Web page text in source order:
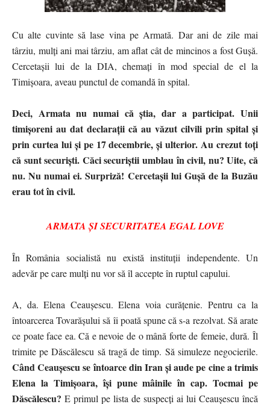
Cu alte cuvinte să lase vina pe Armată. Dar ani de zile mai
târziu, mulți ani mai târziu, am aflat cât de mincinos a fost Gușă.
Cercetașii lui de la DIA, chemați în mod special de el la
Timișoara, aveau punctul de comandă în spital.
Deci, Armata nu numai că știa, dar a participat. Unii
timișoreni au dat declarații că au văzut cilvili prin spital și
prin curtea lui și pe 17 decembrie, și ulterior. Au crezut toți
că sunt securiști. Căci securiștii umblau în civil, nu? Uite, că
nu. Nu numai ei. Surpriză! Cercetașii lui Gușă de la Buzău
erau tot în civil.
ARMATA ȘI SECURITATEA EGAL LOVE
În România socialistă nu există instituții independente. Un
adevăr pe care mulți nu vor să îl accepte în ruptul capului.
A, da. Elena Ceaușescu. Elena voia curățenie. Pentru ca la
întoarcerea Tovarășului să îi poată spune că s-a rezolvat. Să arate
ce poate face ea. Că e nevoie de o mână forte de femeie, dură. Îl
trimite pe Dăscălescu să tragă de timp. Să simuleze negocierile.
Când Ceaușescu se întoarce din Iran și aude pe cine a trimis
Elena la Timișoara, își pune mâinile în cap. Tocmai pe
Dăscălescu? E primul pe lista de suspecți ai lui Ceaușescu încă